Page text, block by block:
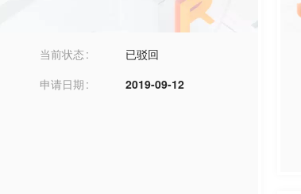
当前状态
已驳回
申请日期
2019-09-12